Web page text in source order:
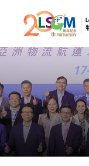
跳到